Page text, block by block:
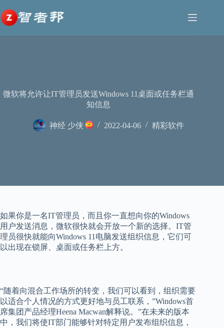
至
内
容
微软将允许让IT管理员发送Windows 11桌面或任务栏通
知信息
神经 少侠 2022-04-06 精彩软件
如果你是一名IT管理员，而且你一直想向你的Windows
用户发送消息，微软很快就会开放一个新的选择。IT管
理员很快就能向Windows 11电脑发送组织信息，它们可
以出现在锁屏、桌面或任务栏上方。
“随着向混合工作场所的转变，我们可以看到，组织需要
以适合个人情况的方式更好地与员工联系，”Windows首
席集团产品经理Heena Macwan解释说。”在未来的版本
中，我们将使IT部门能够针对特定用户发布组织信息，